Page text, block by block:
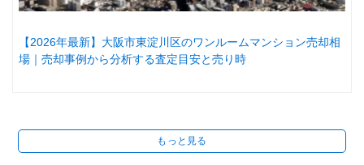
【2026年最新】大阪市東淀川区のワンルームマンション売却相
場｜売却事例から分析する査定目安と売り時
もっと見る